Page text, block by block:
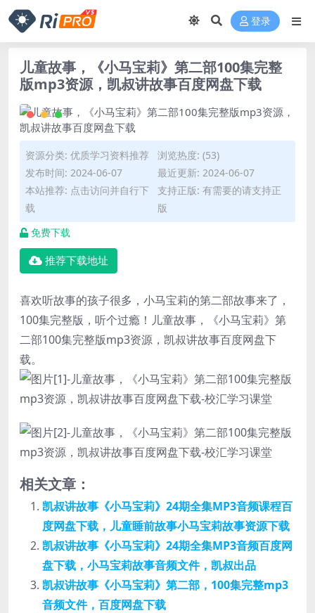
登录
儿童故事，《小马宝莉》第二部100集完整
版mp3资源，凯叔讲故事百度网盘下载
资源分类: 优质学习资料推荐
浏览热度: (53)
发布时间: 2024-06-07
最近更新: 2024-06-07
本站推荐: 点击访问并自行下
载
支持正版: 有需要的请支持正
版
免费下载
推荐下载地址
喜欢听故事的孩子很多，小马宝莉的第二部故事来了，
100集完整版，听个过瘾！儿童故事，《小马宝莉》第
二部100集完整版mp3资源， 凯叔讲故事百度网盘下
载。
相关文章：
凯叔讲故事《小马宝莉》24期全集MP3音频课程百
度网盘下载，儿童睡前故事小马宝莉故事资源下载
凯叔讲故事《小马宝莉》24期全集MP3音频百度网
盘下载，小马宝莉故事音频文件，凯叔出品
凯叔讲故事《小马宝莉》第二部，100集完整mp3
音频文件，百度网盘下载